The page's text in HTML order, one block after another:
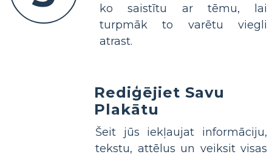
ko saistītu ar tēmu, lai
turpmāk to varētu viegli
atrast.
Rediģējiet Savu
Plakātu
Šeit jūs iekļaujat informāciju,
tekstu, attēlus un veiksit visas